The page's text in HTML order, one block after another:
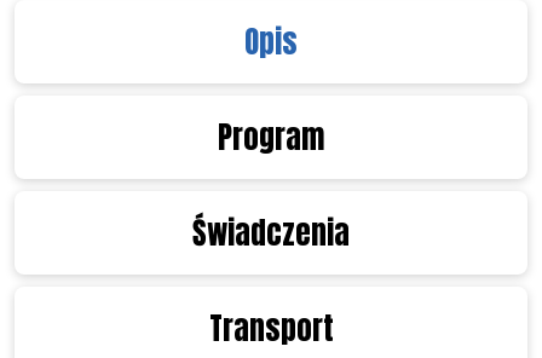
Opis
Program
Świadczenia
Transport